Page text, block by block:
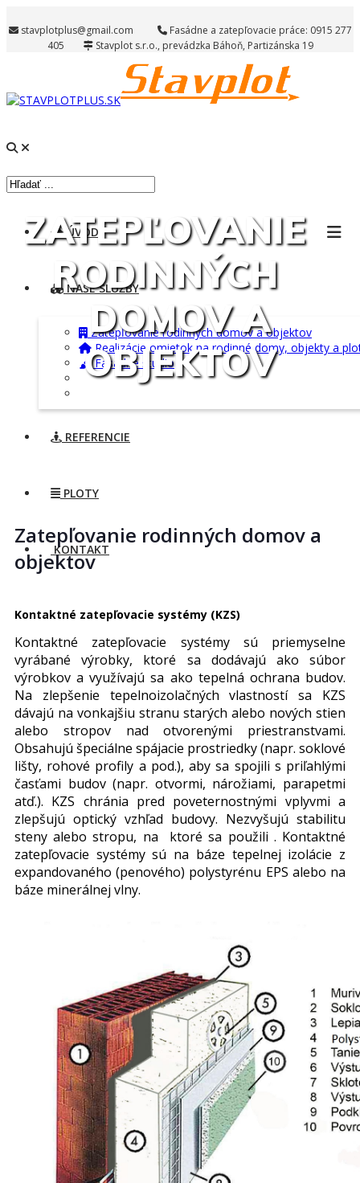
stavplotplus@gmail.com
Fasádne a zatepľovacie práce: 0915 277
405
Stavplot s.r.o., prevádzka Báhoň, Partizánska 19
ÚVOD
NAŠE SLUŽBY
Zatepľovanie rodinných domov a objektov
Realizácie omietok na rodinné domy, objekty a
Fasádne štúdio
REFERENCIE
PLOTY
KONTAKT
ZATEPĽOVANIE
RODINNÝCH
DOMOV A
OBJEKTOV
Zatepľovanie rodinných domov a
objektov
Kontaktné zatepľovacie systémy (KZS)
Kontaktné zatepľovacie systémy sú priemyselne
vyrábané výrobky, ktoré sa dodávajú ako súbor
výrobkov a využívajú sa ako tepelná ochrana budov.
Na zlepšenie tepelnoizolačných vlastností sa KZS
dávajú na vonkajšiu stranu starých alebo nových stien
alebo stropov nad otvorenými priestranstvami.
Obsahujú špeciálne spájacie prostriedky (napr. soklové
lišty, rohové profily a pod.), aby sa spojili s priľahlými
časťami budov (napr. otvormi, nárožiami, parapetmi
atď.). KZS chránia pred poveternostnými vplyvmi a
zlepšujú optický vzhľad budovy. Nezvyšujú stabilitu
steny alebo stropu, na ktoré sa použili . Kontaktné
zatepľovacie systémy sú na báze tepelnej izolácie z
expandovaného (penového) polystyrénu EPS alebo na
báze minerálnej vlny.